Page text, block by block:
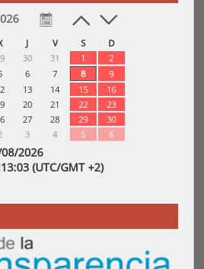
J V S
D
30 31 1
2
6 7 8
9
13 14 15
16
20 21 22
23
27 28 29
30
3 4 5 6
2026
13:04 (UTC/GMT +2)